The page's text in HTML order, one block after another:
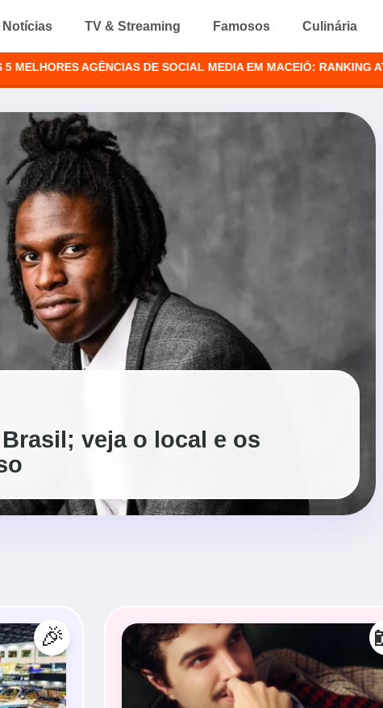
Notícias TV & Streaming Famosos Culinária
AGÊNCIAS DE SOCIAL MEDIA EM MACEIÓ: RANKING
veja o local e os
🎉